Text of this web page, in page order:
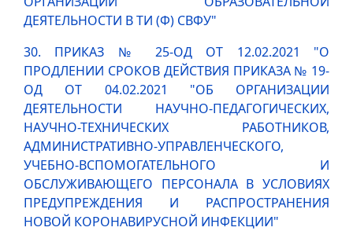
ДЕЯТЕЛЬНОСТИ В ТИ (Ф) СВФУ"
30. ПРИКАЗ № 25-ОД ОТ 12.02.2021 "О
ПРОДЛЕНИИ СРОКОВ ДЕЙСТВИЯ ПРИКАЗА № 19-
ОД ОТ 04.02.2021 "ОБ ОРГАНИЗАЦИИ
ДЕЯТЕЛЬНОСТИ НАУЧНО-ПЕДАГОГИЧЕСКИХ,
НАУЧНО-ТЕХНИЧЕСКИХ РАБОТНИКОВ,
АДМИНИСТРАТИВНО-УПРАВЛЕНЧЕСКОГО,
УЧЕБНО-ВСПОМОГАТЕЛЬНОГО И
ОБСЛУЖИВАЮЩЕГО ПЕРСОНАЛА В УСЛОВИЯХ
ПРЕДУПРЕЖДЕНИЯ И РАСПРОСТРАНЕНИЯ
НОВОЙ КОРОНАВИРУСНОЙ ИНФЕКЦИИ"